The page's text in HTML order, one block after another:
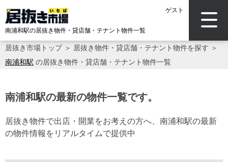
ゲスト
南浦和駅の居抜き物件・貸店舗・テナント物件一覧
居抜き市場トップ＞ 居抜き物件・貸店舗・テナント物件を探す ＞
南浦和駅 の居抜き物件・貸店舗・テナント物件一覧
南浦和駅の最新の物件一覧です。
居抜き物件で出店・開業をお考えの方へ、南浦和駅の最新
の物件情報をリアルタイムで提供中